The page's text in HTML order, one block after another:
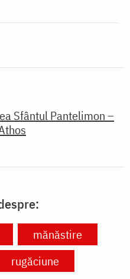
Sfântul Pantelimon –
mănăstire
rugăciune